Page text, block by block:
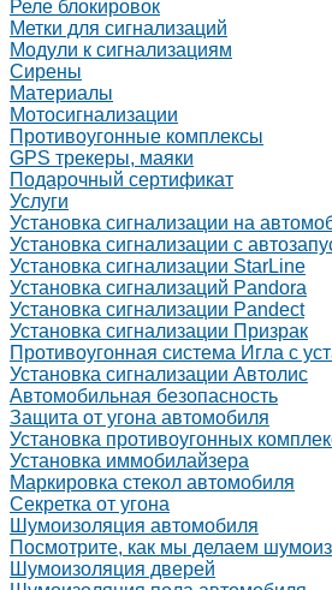
Реле блокировок
Метки для сигнализаций
Модули к сигнализациям
Сирены
Материалы
Мотосигнализации
Противоугонные комплексы
GPS трекеры, маяки
Подарочный сертификат
Услуги
Установка сигнализации на
Установка сигнализации с
Установка сигнализации StarLine
Установка сигнализаций Pandora
Установка сигнализации Pandect
Установка сигнализации Призрак
Противоугонная система Игла с
Установка сигнализации Автолис
Автомобильная безопасность
Защита от угона автомобиля
Установка противоугонных
Установка иммобилайзера
Маркировка стекол автомобиля
Секретка от угона
Шумоизоляция автомобиля
Посмотрите, как мы делаем
Шумоизоляция дверей